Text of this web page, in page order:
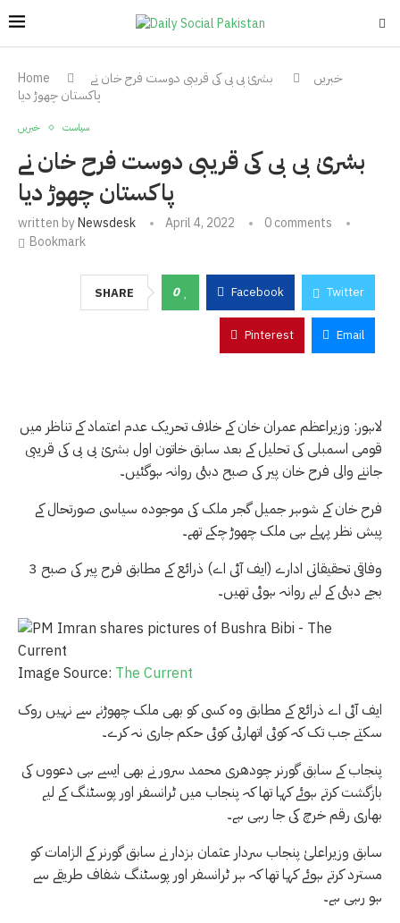
Home خبریں
بشریٰ بی بی کی قریبی دوست فرح خان نے
پاکستان چھوڑ دیا
خبریں سیاست
بشریٰ بی بی کی قریبی دوست فرح خان نے
پاکستان چھوڑ دیا
written byNewsdesk April 4, 2022
0 comments
Bookmark
SHARE 0 Facebook Twitter
Pinterest Email
لاہور: وزیراعظم عمران خان کے خلاف تحریک عدم اعتماد کے تناظر میں
قومی اسمبلی کی تحلیل کے بعد سابق خاتون اول بشریٰ بی بی کی قریبی
جاننے والی فرح خان پیر کی صبح دبئی روانہ ہوگئیں۔
فرح خان کے شوہر جمیل گجر ملک کی موجودہ سیاسی صورتحال کے
پیش نظر پہلے ہی ملک چھوڑ چکے تھے۔
وفاقی تحقیقاتی ادارے (ایف آئی اے) ذرائع کے مطابق فرح پیر کی صبح 3
بجے دبئی کے لیے روانہ ہوئی تھیں۔
Image Source: The Current
ایف آئی اے ذرائع کے مطابق وہ کسی کو بھی ملک چھوڑنے سے نہیں روک
سکتے جب تک کہ کوئی اتھارٹی کوئی حکم جاری نہ کرے۔
پنجاب کے سابق گورنر چودھری محمد سرور نے بھی ایسے ہی دعووں کی
بازگشت کرتے ہوئے کہا تھا کہ پنجاب میں ٹرانسفر اور پوسٹنگ کے لیے
بھاری رقم خرچ کی جا رہی ہے۔
سابق وزیراعلیٰ پنجاب سردار عثمان بزدار نے سابق گورنر کے الزامات کو
مسترد کرتے ہوئے کہا تھا کہ ہر ٹرانسفر اور پوسٹنگ شفاف طریقے سے
ہو رہی ہے۔